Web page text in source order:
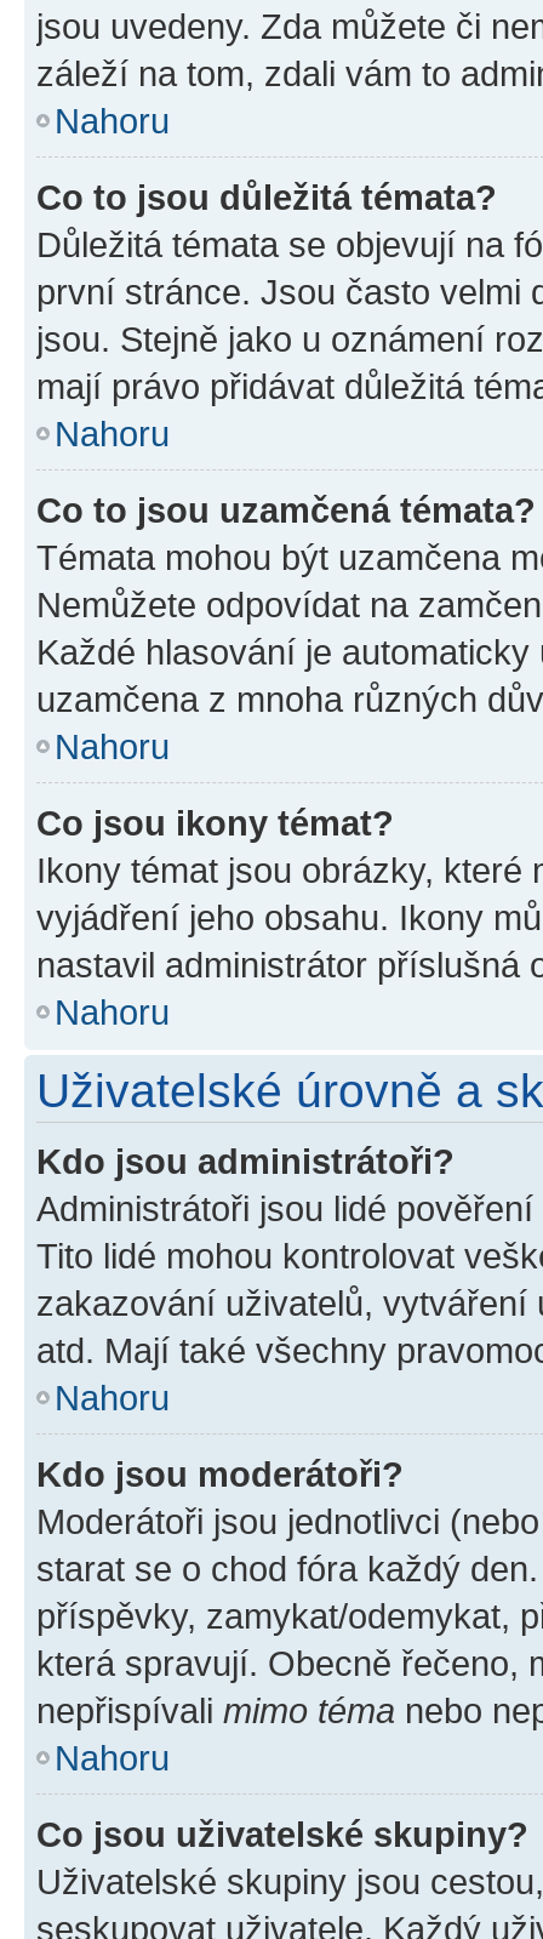
jsou uvedeny. Zda můžete či
záleží na tom, zdali vám to
Nahoru
Co to jsou důležitá témata?
Důležitá témata se objevují na
první stránce. Jsou často velmi
jsou. Stejně jako u oznámení
mají právo přidávat důležitá
Nahoru
Co to jsou uzamčená témata?
Témata mohou být uzamčena
Nemůžete odpovídat na
Každé hlasování je
uzamčena z mnoha různých
Nahoru
Co jsou ikony témat?
Ikony témat jsou obrázky,
vyjádření jeho obsahu. Ikony
nastavil administrátor příslušná
Nahoru
Uživatelské úrovně a
Kdo jsou administrátoři?
Administrátoři jsou lidé
Tito lidé mohou kontrolovat
zakazování uživatelů,
atd. Mají také všechny
Nahoru
Kdo jsou moderátoři?
Moderátoři jsou jednotlivci
starat se o chod fóra každý
příspěvky, zamykat/odemykat,
která spravují. Obecně řečeno,
nepřispívali mimo téma nebo
Nahoru
Co jsou uživatelské skupiny?
Uživatelské skupiny jsou
seskupovat uživatele. Každý